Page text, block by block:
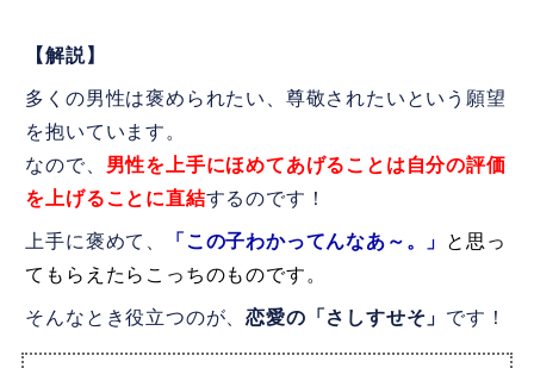
【解説】
多くの男性は褒められたい、尊敬されたいという願望
を抱いています。
なので、 男性を上手にほめてあげることは自分の評価
を上げることに直結するのです！
上手に褒めて、 「この子わかってんなあ～。」
と思っ
てもらえたらこっちのものです。
そんなとき役立つのが、恋愛の「さしすせそ」 です！